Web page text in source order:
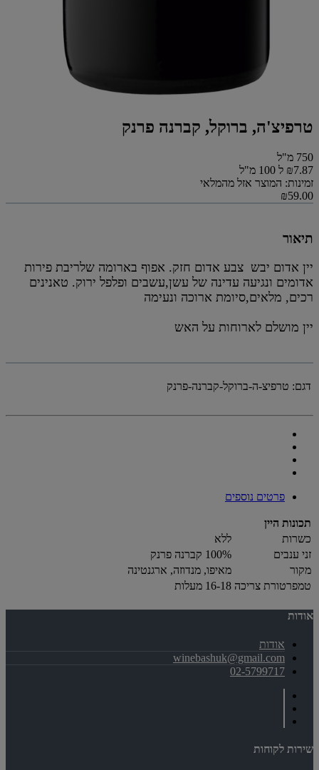
טרפיצ'ה, ברוקל, קברנה פרנק
750 מ"ל
₪7.87 ל 100 מ"ל
זמינות: המוצר אזל מהמלאי
₪59.00
תיאור
יין אדום יבש צבע אדום חזק. אפוף בארומה שלריבת פירות
אדומים ונגיעה עדינה של עשן,עשבים ופלפל ירוק. טאנינים
רכים, מלאים,סיומת ארוכה ונעימה
יין מושלם לארוחות על האש
דגם: טרפיצ-ה-ברוקל-קברנה-פרנק
פרטים נוספים
תכונות היין
כשרות
ללא
זני ענבים
100% קברנה פרנק
מקור
מאיפו, מנדוזה, ארגנטינה
טמפרטורת צריכה 16-18 מעלות
אודות
אודות
winebashuk@gmail.com
02-5799717
שירות לקוחות